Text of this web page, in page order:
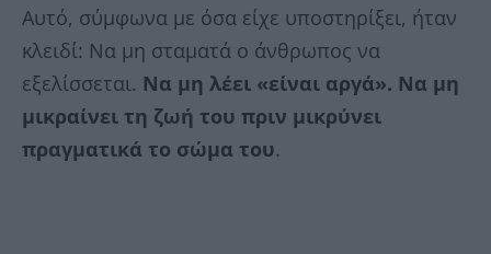
Αυτό, σύμφωνα με όσα είχε υποστηρίξει, ήταν
κλειδί: Να μη σταματά ο άνθρωπος να
εξελίσσεται. Να μη λέει «είναι αργά». Να μη
μικραίνει τη ζωή του πριν μικρύνει
πραγματικά το σώμα του.